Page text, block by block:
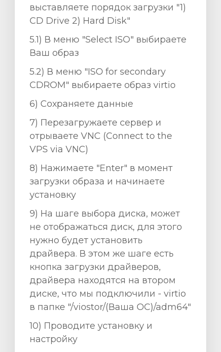
выставляете порядок загрузки "1)
CD Drive 2) Hard Disk"
5.1) В меню "Select ISO" выбираете
Ваш образ
5.2) В меню "ISO for secondary
CDROM" выбираете образ virtio
6) Сохраняете данные
7) Перезагружаете сервер и
отрываете VNC (Connect to the
VPS via VNC)
8) Нажимаете "Enter" в момент
загрузки образа и начинаете
установку
9) На шаге выбора диска, может
не отображаться диск, для этого
нужно будет установить
драйвера. В этом же шаге есть
кнопка загрузки драйверов,
драйвера находятся на втором
диске, что мы подключили - virtio
в папке "/viostor/(Ваша ОС)/adm64"
10) Проводите установку и
настройку